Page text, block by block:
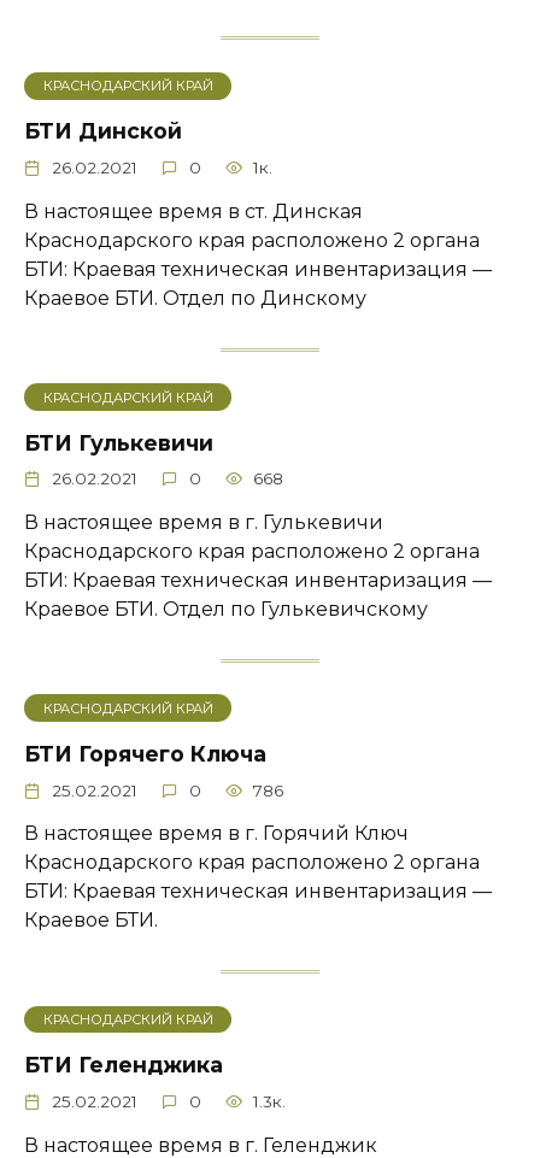
КРАСНОДАРСКИЙ КРАЙ
БТИ Динской
26.02.2021 0 1к.
В настоящее время в ст. Динская
Краснодарского края расположено 2 органа
БТИ: Краевая техническая инвентаризация —
Краевое БТИ. Отдел по Динскому
КРАСНОДАРСКИЙ КРАЙ
БТИ Гулькевичи
26.02.2021 0 668
В настоящее время в г. Гулькевичи
Краснодарского края расположено 2 органа
БТИ: Краевая техническая инвентаризация —
Краевое БТИ. Отдел по Гулькевичскому
КРАСНОДАРСКИЙ КРАЙ
БТИ Горячего Ключа
25.02.2021 0 786
В настоящее время в г. Горячий Ключ
Краснодарского края расположено 2 органа
БТИ: Краевая техническая инвентаризация —
Краевое БТИ.
КРАСНОДАРСКИЙ КРАЙ
БТИ Геленджика
25.02.2021 0 1.3к.
В настоящее время в г. Геленджик